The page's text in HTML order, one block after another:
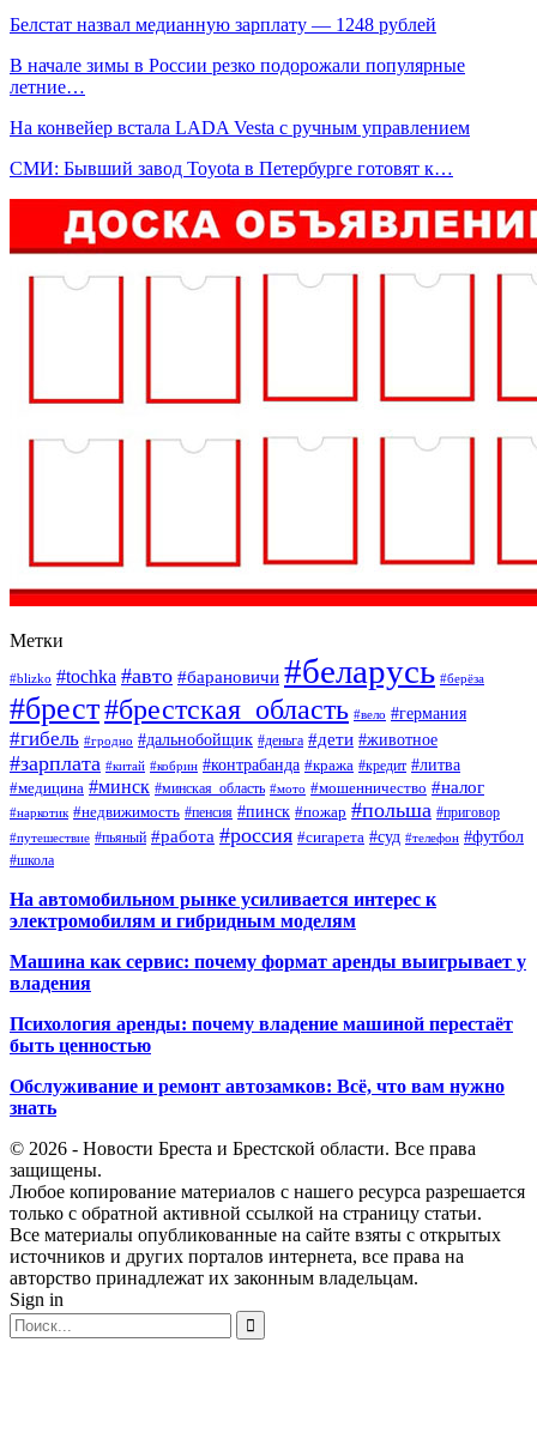
Белстат назвал медианную зарплату — 1248 рублей
В начале зимы в России резко подорожали популярные
летние…
На конвейер встала LADA Vesta с ручным управлением
СМИ: Бывший завод Toyota в Петербурге готовят к…
Метки
#blizko #tochka #авто #барановичи #беларусь #берёза
#брест#брестская_область #вело #германия
#гибель #гродно #дальнобойщик #деньга #дети #животное
#зарплата #китай #кобрин #контрабанда #кража #кредит #литва
#медицина #минск #минская_область #мото #мошенничество #налог
#наркотик #недвижимость #пенсия #пинск #пожар #польша #приговор
#путешествие #пьяный #работа #россия #сигарета #суд #телефон #футбол
#школа
На автомобильном рынке усиливается интерес к
электромобилям и гибридным моделям
Машина как сервис: почему формат аренды выигрывает у
владения
Психология аренды: почему владение машиной перестаёт
быть ценностью
Обслуживание и ремонт автозамков: Всё, что вам нужно
знать
© 2026 - Новости Бреста и Брестской области. Все права
защищены.
Любое копирование материалов с нашего ресурса разрешается
только с обратной активной ссылкой на страницу статьи.
Все материалы опубликованные на сайте взяты с открытых
источников и других порталов интернета, все права на
авторство принадлежат их законным владельцам.
Sign in